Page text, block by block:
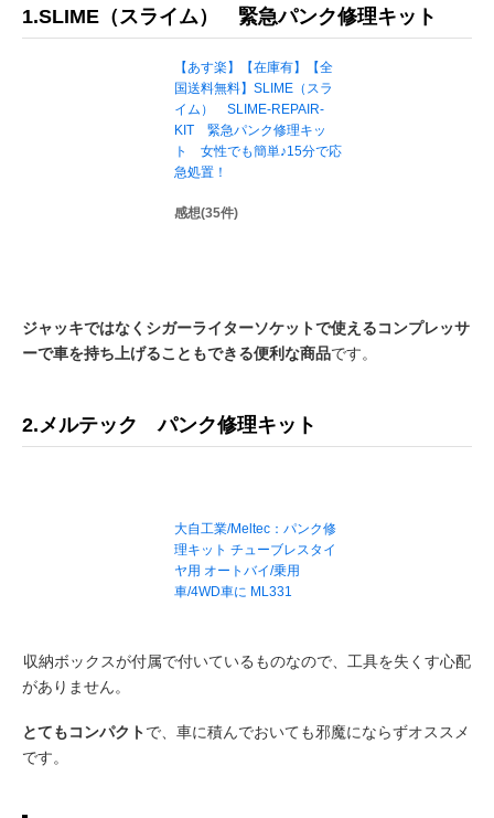
1.SLIME（スライム） 緊急パンク修理キット
【あす楽】【在庫有】【全
国送料無料】SLIME（スラ
イム） SLIME-REPAIR-
KIT 緊急パンク修理キッ
ト 女性でも簡単♪15分で応
急処置！
感想(35件)
ジャッキではなくシガーライターソケットで使えるコンプレッサ
ーで車を持ち上げることもできる便利な商品です。
2.メルテック パンク修理キット
大自工業/Meltec：パンク修
理キット チューブレスタイ
ヤ用 オートバイ/乗用
車/4WD車に ML331
収納ボックスが付属で付いているものなので、工具を失くす心配
がありません。
とてもコンパクトで、車に積んでおいても邪魔にならずオススメ
です。